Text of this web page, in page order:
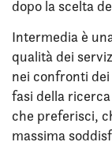
dopo la scelta
Intermedia è
qualità dei
nei confronti
fasi della
che preferisci,
massima